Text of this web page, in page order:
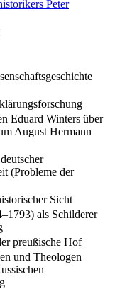
Peter
Eduard Winters über
August Hermann
(Probleme der
Sicht
als Schilderer
preußische Hof
und Theologen